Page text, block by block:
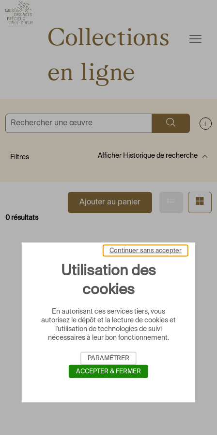
Accèder directement au contenu
Accèder directement au contenu
Collections
en ligne
Ouvrir
Rechercher
Filtres AfficherHistorique de recherche
0 résultats
Ajouter au panier Afficher
Utilisation des
cookies
En autorisant ces services tiers, vous
autorisez le dépôt et la lecture de cookies et
l'utilisation de technologies de suivi
nécessaires à leur bon fonctionnement.
Continuer sans accepter
PARAMÉTRER
ACCEPTER & FERMER